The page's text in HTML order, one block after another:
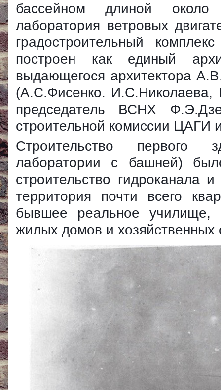
бассейном длиной около
лаборатория ветровых
градостроительный
построен как единый
выдающегося архитектора
(А.С.Фисенко. И.С.Николаева,
председатель ВСНХ
строительной комиссии ЦАГИ
Строительство первого
лаборатории с башней)
строительство гидроканала
территория почти всего
бывшее реальное училище,
жилых домов и хозяйственных